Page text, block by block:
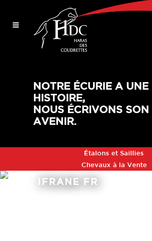
NOTRE ÉCURIE A UNE
HISTOIRE,
NOUS ÉCRIVONS SON
AVENIR.
Étalons et Saillies
Chevaux à la Vente
IFRANE FR